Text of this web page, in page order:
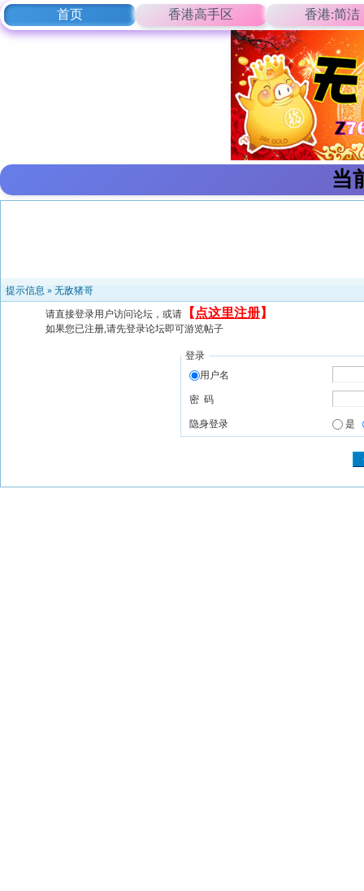
首页 香港高手区 香港:简洁
当
提示信息 » 无敌猪哥
请直接登录用户访问论坛，或请 【 点这里注册】
如果您已注册,请先登录论坛即可游览帖子
登录
用户名
密 码
隐身登录 是